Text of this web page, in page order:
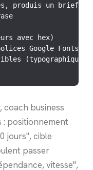
produis un brief
avec hex)
Google Fonts)
(typographique /
coach business
: positionnement
jours", cible
passer
vitesse",